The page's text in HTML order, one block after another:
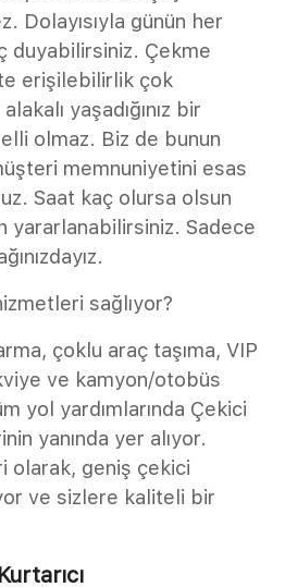
Dolayısıyla günün her
duyabilirsiniz. Çekme
erişilebilirlik çok
yaşadığınız bir
olmaz. Biz de bunun
memnuniyetini esas
Saat kaç olursa olsun
yararlanabilirsiniz. Sadece
sağlıyor?
çoklu araç taşıma, VIP
ve kamyon/otobüs
yol yardımlarında Çekici
yanında yer alıyor.
olarak, geniş çekici
ve sizlere kaliteli bir